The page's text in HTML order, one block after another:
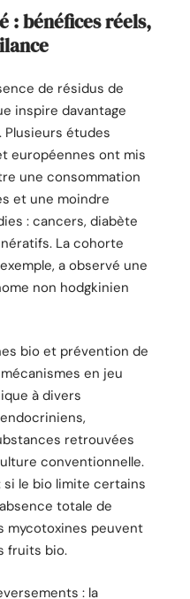
: bénéfices réels,
de résidus de
inspire davantage
Plusieurs études
européennes ont mis
une consommation
et une moindre
: cancers, diabète
La cohorte
a observé une
non hodgkinien
bio et prévention de
en jeu
à divers
retrouvées
conventionnelle.
le bio limite certains
totale de
mycotoxines peuvent
fruits bio.
: la